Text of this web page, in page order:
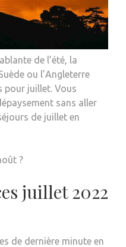
de l’été, la
ou l’Angleterre
pour juillet. Vous
sans aller
de juillet en
?
juillet 2022
de dernière minute en